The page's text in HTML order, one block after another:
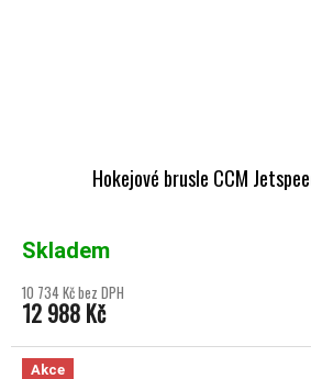
Hokejové brusle CCM
Skladem
10 734 Kč bez DPH
12 988 Kč
Akce